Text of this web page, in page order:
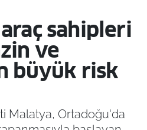
sahipleri
ve
büyük risk
Malatya, Ortadoğu'da